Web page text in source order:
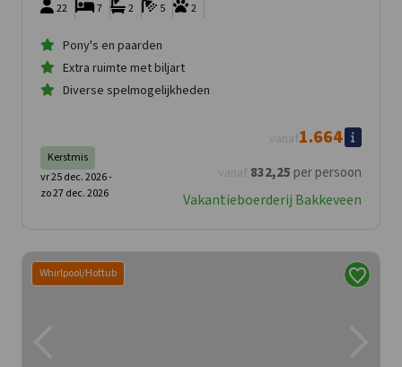
22 2
5
2
7
Pony's en paarden
Extra ruimte met biljart
Diverse spelmogelijkheden
vanaf 832,25 per persoon
vanaf1.664
Kerstmis
vr 25 dec. 2026 -
zo 27 dec. 2026
Vakantieboerderij Bakkeveen
Whirlpool/Hottub